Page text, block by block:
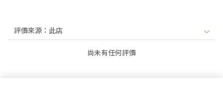
尚未有任何評價